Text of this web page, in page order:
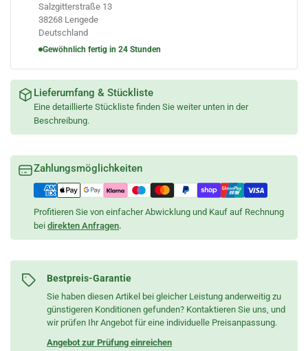
Salzgitterstraße 13
38268 Lengede
Deutschland
Gewöhnlich fertig in 24 Stunden
Lieferumfang & Stückliste
Eine detaillierte Stückliste finden Sie weiter unten in der
Beschreibung.
Zahlungsmöglichkeiten
Profitieren Sie von einfacher Abwicklung und Kauf auf Rechnung
bei direkten Anfragen.
Bestpreis-Garantie
Sie haben diesen Artikel bei gleicher Leistung anderweitig zu
günstigeren Konditionen gefunden? Kontaktieren Sie uns, und
wir prüfen Ihr Angebot für eine individuelle Preisanpassung.
Angebot zur Prüfung einreichen